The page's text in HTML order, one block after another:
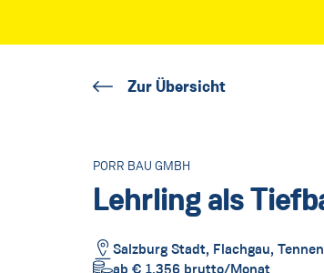
Zur Übersicht
PORR BAU GMBH
Lehrling als
Salzburg Stadt, Flachgau,